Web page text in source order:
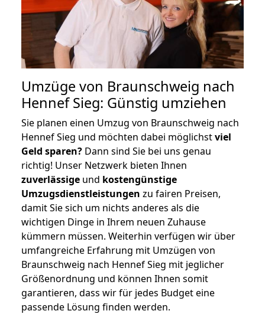
Umzüge von Braunschweig nach
Hennef Sieg: Günstig umziehen
Sie planen einen Umzug von Braunschweig nach
Hennef Sieg und möchten dabei möglichstviel
Geld sparen? Dann sind Sie bei uns genau
richtig! Unser Netzwerk bieten Ihnen
zuverlässige und kostengünstige
Umzugsdienstleistungen zu fairen Preisen,
damit Sie sich um nichts anderes als die
wichtigen Dinge in Ihrem neuen Zuhause
kümmern müssen. Weiterhin verfügen wir über
umfangreiche Erfahrung mit Umzügen von
Braunschweig nach Hennef Sieg mit jeglicher
Größenordnung und können Ihnen somit
garantieren, dass wir für jedes Budget eine
passende Lösung finden werden.